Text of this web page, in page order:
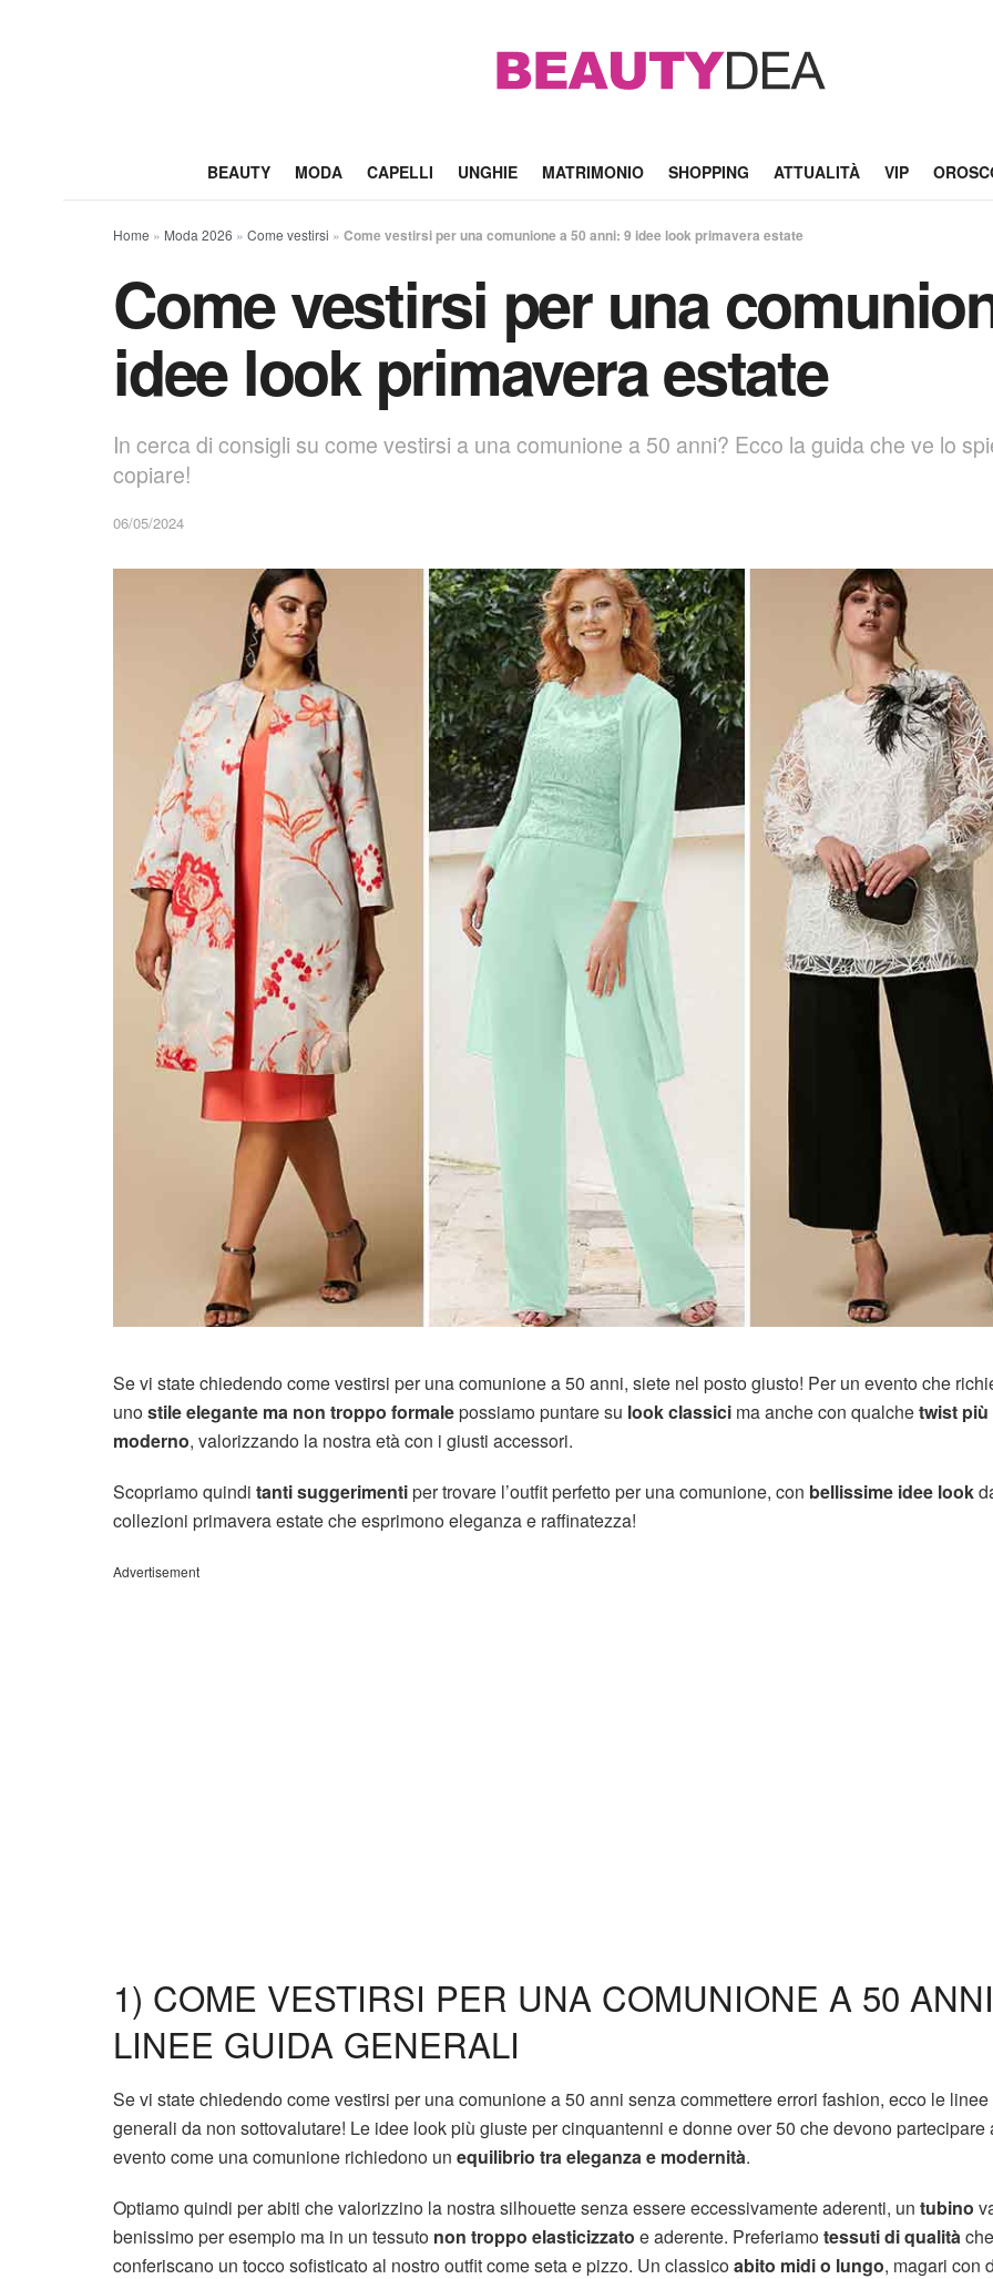
BEAUTY MODA CAPELLI UNGHIE MATRIMONIO SHOPPING ATTUALITÀ VIP
Home » Moda 2026 » Come vestirsi » Come vestirsi per una comunione a 50 anni: 9 idee look primavera estate
Come vestirsi per una
idee look primavera estate
In cerca di consigli su come vestirsi a una comunione a 50 anni? Ecco la guida che ve lo
copiare!
06/05/2024
Se vi state chiedendo come vestirsi per una comunione a 50 anni, siete nel posto giusto! Per un evento che
unostile elegante ma non troppo formalepossiamo puntare su look classici ma anche con qualchetwist più
moderno, valorizzando la nostra età con i giusti accessori.
Scopriamo quindi tanti suggerimentiper trovare l’outfit perfetto per una comunione, con bellissime idee look
collezioni primavera estate che esprimono eleganza e raffinatezza!
Advertisement
1) COME VESTIRSI PER UNA COMUNIONE A 50
LINEE GUIDA GENERALI
Se vi state chiedendo come vestirsi per una comunione a 50 anni senza commettere errori fashion, ecco le
generali da non sottovalutare! Le idee look più giuste per cinquantenni e donne over 50 che devono partecipare
evento come una comunione richiedono un equilibrio tra eleganza e modernità.
Optiamo quindi per abiti che valorizzino la nostra silhouette senza essere eccessivamente aderenti, un tubino
benissimo per esempio ma in un tessuto non troppo elasticizzato e aderente. Preferiamotessuti di qualitàche
conferiscano un tocco sofisticato al nostro outfit come seta e pizzo. Un classicoabito midi o lungo, magari con